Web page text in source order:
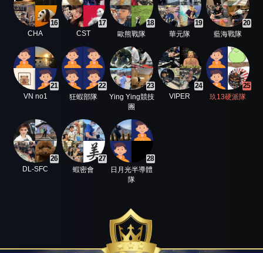
16
CHA
17
CST
18
歐熊戰隊
19
華元隊
20
藍海戰隊
21
VN no1
22
狂蝦部隊
23
Ying Ying競技
團
24
VIPER
25
玖13硬派隊
26
DL-SFC
27
蝦密會
28
日月光半導體
隊